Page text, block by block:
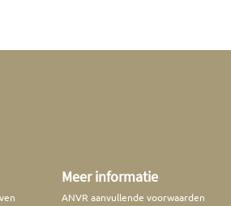
Meer informatie
ANVR aanvullende voorwaarden